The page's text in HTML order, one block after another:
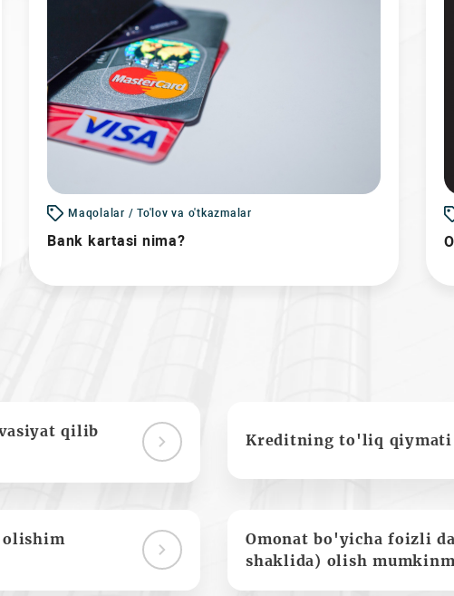
Maqolalar / To'lov va o'tkazmalar
Bank kartasi nima?
qilib
Kreditning to'liq qiymati
olishim
Omonat bo'yicha foizli
shaklida) olish